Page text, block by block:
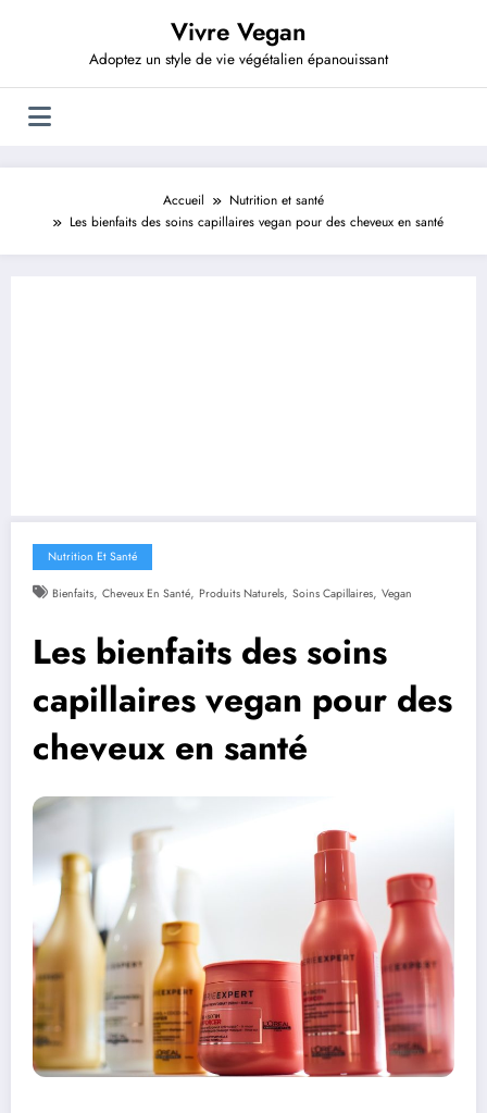
Vivre Vegan
Adoptez un style de vie végétalien épanouissant
Accueil
Nutrition et santé
Les bienfaits des soins capillaires vegan pour des cheveux en santé
Nutrition Et Santé
Bienfaits, Cheveux En Santé, Produits Naturels, Soins Capillaires, Vegan
Les bienfaits des soins
capillaires vegan pour des
cheveux en santé